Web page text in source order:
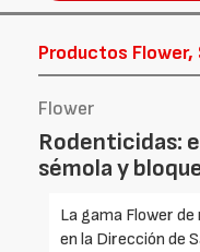
Productos Flower,
Flower
Rodenticidas:
sémola y
La gama Flower
en la Dirección de